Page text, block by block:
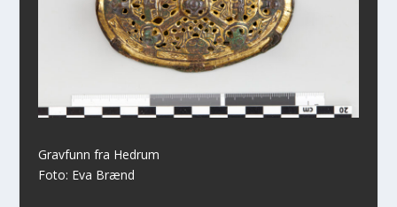
Gravfunn fra Hedrum
Foto: Eva Brænd